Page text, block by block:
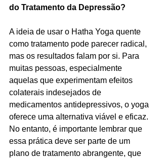
do Tratamento da Depressão?
A ideia de usar o Hatha Yoga quente
como tratamento pode parecer radical,
mas os resultados falam por si. Para
muitas pessoas, especialmente
aquelas que experimentam efeitos
colaterais indesejados de
medicamentos antidepressivos, o yoga
oferece uma alternativa viável e eficaz.
No entanto, é importante lembrar que
essa prática deve ser parte de um
plano de tratamento abrangente, que